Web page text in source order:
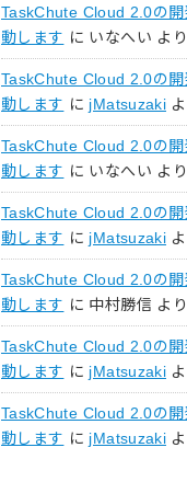
TaskChute Cloud 2.0の
動します に いなへい より
TaskChute Cloud 2.0の
動します に jMatsuzakiよ
TaskChute Cloud 2.0の
動します に いなへい より
TaskChute Cloud 2.0の
動します に jMatsuzakiよ
TaskChute Cloud 2.0の
動します に 中村勝信 より
TaskChute Cloud 2.0の
動します に jMatsuzakiよ
TaskChute Cloud 2.0の
動します に jMatsuzakiよ